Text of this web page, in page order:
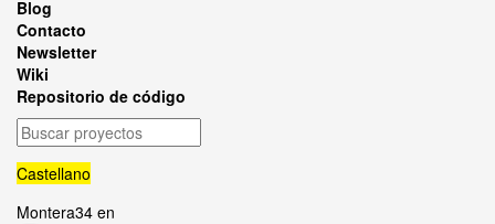
Blog
Contacto
Newsletter
Wiki
Repositorio de código
Buscar
proyectos
Castellano
Montera34 en